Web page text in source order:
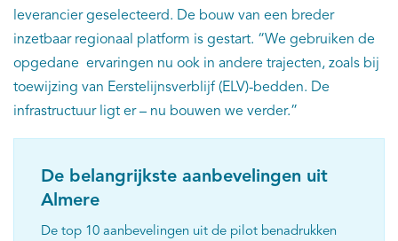
leverancier geselecteerd. De bouw van een breder
inzetbaar regionaal platform is gestart. “We gebruiken de
opgedane ervaringen nu ook in andere trajecten, zoals bij
toewijzing van Eerstelijnsverblijf (ELV)-bedden. De
infrastructuur ligt er – nu bouwen we verder.”
De belangrijkste aanbevelingen uit
Almere
De top 10 aanbevelingen uit de pilot benadrukken